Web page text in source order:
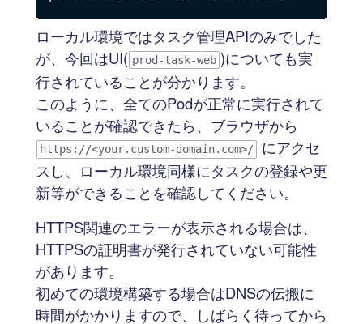
ローカル環境ではタスク管理APIのみでした
が、今回はUI( prod-task-web )についても実
行されていることが分かります。
このように、全てのPodが正常に実行されて
いることが確認できたら、ブラウザから
https://<your.custom-domain.com>/
にアクセ
スし、ローカル環境同様にタスクの登録や更
新等ができることを確認してください。
HTTPS関連のエラーが表示される場合は、
HTTPSの証明書が発行されていない可能性
があります。
初めての環境構築する場合はDNSの伝搬に
時間がかかりますので、しばらく待ってから